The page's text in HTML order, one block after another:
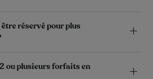
réservé pour plus
ou plusieurs forfaits en